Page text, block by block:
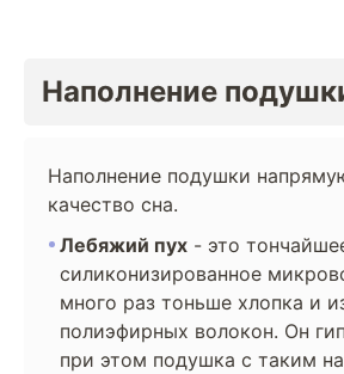
Наполнение
Наполнение подушки
качество сна.
Лебяжий пух - это
силиконизированное
много раз тоньше хлопка и
полиэфирных волокон. Он
при этом подушка с таким